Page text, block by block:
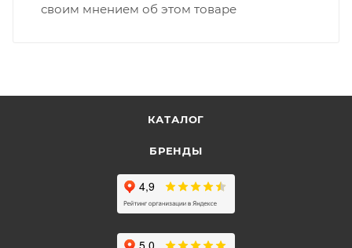
своим мнением об этом товаре
КАТАЛОГ
БРЕНДЫ